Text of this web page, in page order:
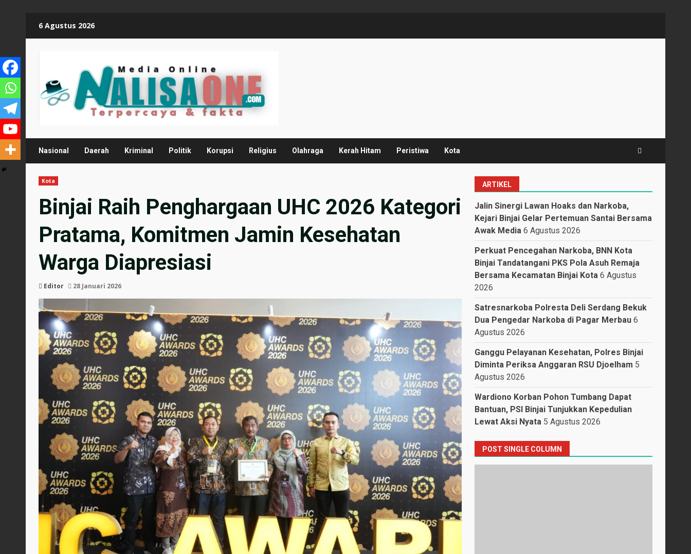
6 Agustus 2026
Nasional Daerah Kriminal Politik Korupsi Religius Olahraga Kerah Hitam Peristiwa Kota
Kota
Binjai Raih Penghargaan UHC 2026 Kategori
Pratama, Komitmen Jamin Kesehatan
Warga Diapresiasi
Editor 28 Januari 2026
ARTIKEL
Jalin Sinergi Lawan Hoaks dan Narkoba,
Kejari Binjai Gelar Pertemuan Santai Bersama
Awak Media 6 Agustus 2026
Perkuat Pencegahan Narkoba, BNN Kota
Binjai Tandatangani PKS Pola Asuh Remaja
Bersama Kecamatan Binjai Kota 6 Agustus
2026
Satresnarkoba Polresta Deli Serdang Bekuk
Dua Pengedar Narkoba di Pagar Merbau 6
Agustus 2026
Ganggu Pelayanan Kesehatan, Polres Binjai
Diminta Periksa Anggaran RSU Djoelham 5
Agustus 2026
Wardiono Korban Pohon Tumbang Dapat
Bantuan, PSI Binjai Tunjukkan Kepedulian
Lewat Aksi Nyata 5 Agustus 2026
POST SINGLE COLUMN